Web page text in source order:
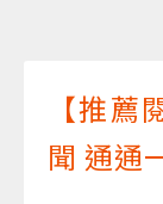
【推
聞 通通